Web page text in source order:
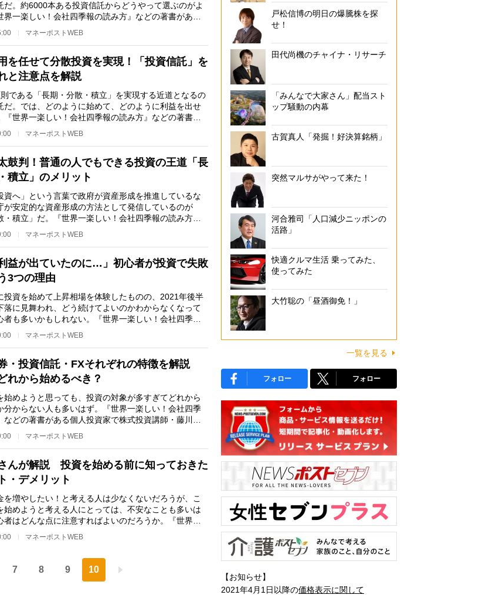
だ。約6000本ある投資信託からどうやって選ぶのがよ
界一楽しい！会社四季報の読み方』などの著書がある
マネーポストWEB
を任せて分散投資を実現！「投資信託」を
と注意点を解説
である「長期・分散・積立」を実現する近道となるの
だ。では、どのように始めて、どのように利益を出せ
『世界一楽しい！会社四季報の読み方』などの著書が
マネーポストWEB
鼓判！普通の人でもできる投資の王道「長
積立」のメリット
資へ」という言葉で政府が資産形成を推進しているな
が安定的な資産形成の方法として発信しているのが
・積立」だ。『世界一楽しい！会社四季報の読み方』
マネーポストWEB
益が出ていたのに…」初心者が投資で失敗
3つの理由
資を始めて上昇相場を体験したものの、2021年後半
落に見舞われ、どう続けてよいのかわからなくなって
者も多いかもしれない。『世界一楽しい！会社四季報
マネーポストWEB
・投資信託・FXそれぞれの特徴を解説
れから始めるべき？
めようと思っても、投資の対象が多すぎてどれから
分からない人も多いはず。『世界一楽しい！会社四季
などの著書がある個人投資家で株式投資講師・藤川里
マネーポストWEB
んが解説 投資を始める前に知っておきた
・デメリット
増やしたい！と考える人は少なくないだろうが、こ
始めようと考える人にとっては、不安なことも多いは
者はどんな点に注意すればよいのだろうか。『世界一
マネーポストWEB
7 8 9 10
戸松信博の明日の爆騰株を探
せ！
田代尚機のチャイナ・リサーチ
「みんなで大家さん」配当スト
ップ騒動の内幕
古賀真人「発掘！好決算銘柄」
突然マルサがやって来た！
河合雅司「人口減少ニッポンの
活路」
快適クルマ生活 乗ってみた、
使ってみた
大竹聡の「昼酒御免！」
一覧を見る
フォロー フォロー
【お知らせ】
2021年4月1日以降の価格表示に関して